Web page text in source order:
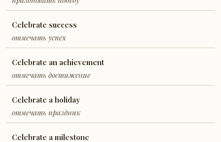
Celebrate success
отмечать успех
Celebrate an achievement
отмечать достижение
Celebrate a holiday
отмечать праздник
Celebrate a milestone